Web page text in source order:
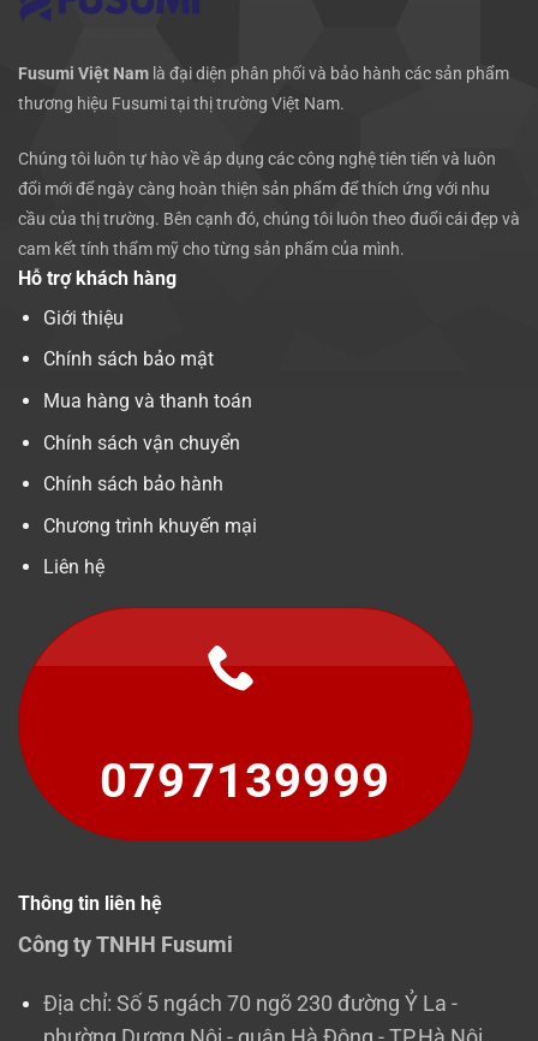
Fusumi Việt Nam là đại diện phân phối và bảo hành các sản phẩm
thương hiệu Fusumi tại thị trường Việt Nam.
Chúng tôi luôn tự hào về áp dụng các công nghệ tiên tiến và luôn
đổi mới để ngày càng hoàn thiện sản phẩm để thích ứng với nhu
cầu của thị trường. Bên cạnh đó, chúng tôi luôn theo đuổi cái đẹp và
cam kết tính thẩm mỹ cho từng sản phẩm của mình.
Hỗ trợ khách hàng
Giới thiệu
Chính sách bảo mật
Mua hàng và thanh toán
Chính sách vận chuyển
Chính sách bảo hành
Chương trình khuyến mại
Liên hệ
0797139999
Thông tin liên hệ
Công ty TNHH Fusumi
Địa chỉ: Số 5 ngách 70 ngõ 230 đường Ỷ La -